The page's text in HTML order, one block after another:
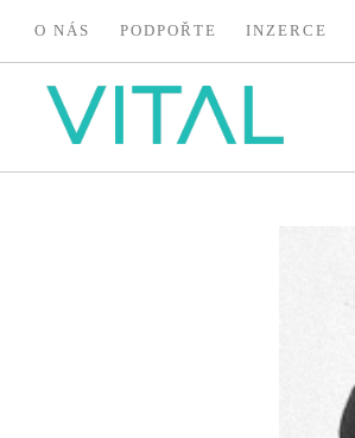
O NÁS PODPOŘTE INZERCE